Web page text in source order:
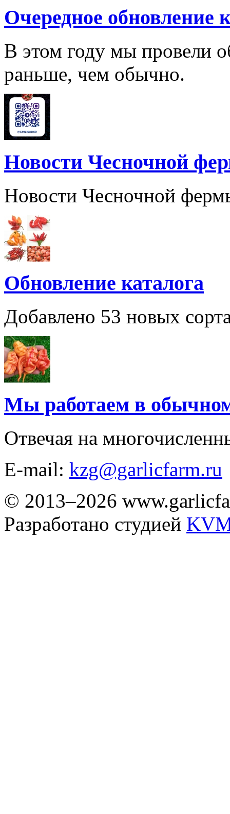
Очередное обновление
В этом году мы провели
раньше, чем обычно.
Новости Чесночной
Новости Чесночной
Обновление каталога
Добавлено 53 новых
Мы работаем в
Отвечая на
E-mail: kzg@garlicfarm.ru
© 2013–2026
Разработано студией